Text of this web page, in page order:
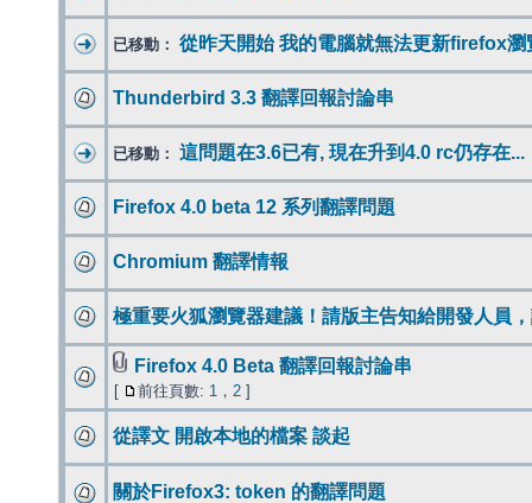
已移動： 從昨天開始 我的電腦就無法更新firefox瀏
Thunderbird 3.3 翻譯回報討論串
已移動： 這問題在3.6已有, 現在升到4.0 rc仍存在...
Firefox 4.0 beta 12 系列翻譯問題
Chromium 翻譯情報
極重要火狐瀏覽器建議！請版主告知給開發人員
Firefox 4.0 Beta 翻譯回報討論串
[ 前往頁數: 1 ， 2 ]
從譯文 開啟本地的檔案 談起
關於Firefox3: token 的翻譯問題